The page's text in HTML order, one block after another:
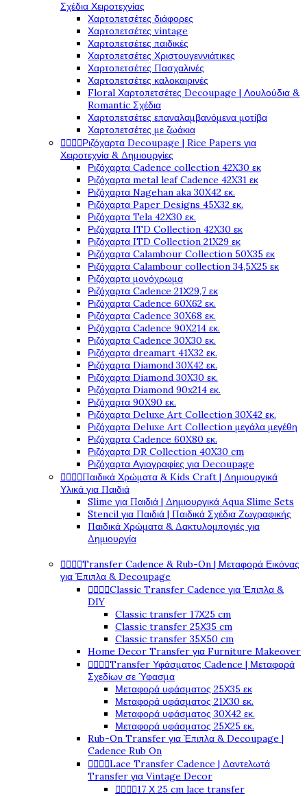
Σχέδια Χειροτεχνίας
Χαρτοπετσέτες διάφορες
Χαρτοπετσέτες vintage
Χαρτοπετσέτες παιδικές
Χαρτοπετσέτες Χριστουγεννιάτικες
Χαρτοπετσέτες Πασχαλινές
Χαρτοπετσέτες καλοκαιρινές
Floral Χαρτοπετσέτες Decoupage | Λουλούδια &
Romantic Σχέδια
Χαρτοπετσέτες επαναλαμβανόμενα μοτίβα
Χαρτοπετσέτες με ζωάκια
Ριζόχαρτα Decoupage | Rice Papers για
Χειροτεχνία & Δημιουργίες
Ριζόχαρτα Cadence collection 42X30 εκ
Ριζόχαρτα metal leaf Cadence 42X31 εκ
Ριζόχαρτα Nagehan aka 30X42 εκ.
Ριζόχαρτα Paper Designs 45X32 εκ.
Ριζόχαρτα Tela 42Χ30 εκ.
Ριζόχαρτα ITD Collection 42X30 εκ
Ριζόχαρτα ITD Collection 21X29 εκ
Ριζόχαρτα Calambour Collection 50X35 εκ
Ριζόχαρτα Calambour collection 34,5X25 εκ
Ριζόχαρτα μονόχρωμα
Ριζόχαρτα Cadence 21Χ29,7 εκ
Ριζόχαρτα Cadence 60X62 εκ.
Ριζόχαρτα Cadence 30X68 εκ.
Ριζόχαρτα Cadence 90X214 εκ.
Ριζόχαρτα Cadence 30X30 εκ.
Ριζόχαρτα dreamart 41X32 εκ.
Ριζόχαρτα Diamond 30X42 εκ.
Ριζόχαρτα Diamond 30X30 εκ.
Ριζόχαρτα Diamond 90x214 εκ.
Ριζόχαρτα 90X90 εκ.
Ριζόχαρτα Deluxe Art Collection 30X42 εκ.
Ριζόχαρτα Deluxe Art Collection μεγάλα μεγέθη
Ριζόχαρτα Cadence 60X80 εκ.
Ριζόχαρτα DR Collection 40X30 cm
Ριζόχαρτα Αγιογραφίες για Decoupage
Παιδικά Χρώματα & Kids Craft | Δημιουργικά
Υλικά για Παιδιά
Slime για Παιδιά | Δημιουργικά Aqua Slime Sets
Stencil για Παιδιά | Παιδικά Σχέδια Ζωγραφικής
Παιδικά Χρώματα & Δακτυλομπογιές για
Δημιουργία
Transfer Cadence & Rub-On | Μεταφορά Εικόνας
για Έπιπλα & Decoupage
Classic Transfer Cadence για Έπιπλα &
DIY
Classic transfer 17Χ25 cm
Classic transfer 25Χ35 cm
Classic transfer 35Χ50 cm
Home Decor Transfer για Furniture Makeover
Transfer Υφάσματος Cadence | Μεταφορά
Σχεδίων σε Ύφασμα
Μεταφορά υφάσματος 25Χ35 εκ
Μεταφορά υφάσματος 21Χ30 εκ.
Μεταφορά υφάσματος 30Χ42 εκ.
Μεταφορά υφάσματος 25Χ25 εκ.
Rub-On Transfer για Έπιπλα & Decoupage |
Cadence Rub On
Lace Transfer Cadence | Δαντελωτά
Transfer για Vintage Decor
17 Χ 25 cm lace transfer